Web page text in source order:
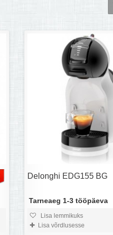
Delonghi EDG155 BG
Tarneaeg 1-3 tööpäeva
Lisa lemmikuks
Lisa võrdlusesse